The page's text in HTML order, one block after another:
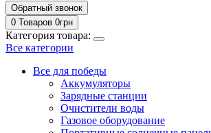
Обратный звонок
0 Товаров 0грн
Категория товара:
Все категории
Все для победы
Аккумуляторы
Зарядные станции
Очистители воды
Газовое оборудование